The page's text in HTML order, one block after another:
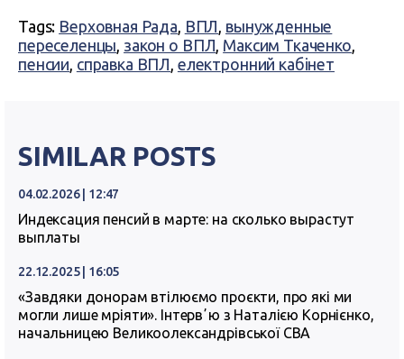
Tags: Верховная Рада, ВПЛ, вынужденные
переселенцы, закон о ВПЛ, Максим Ткаченко,
пенсии, справка ВПЛ, електронний кабінет
SIMILAR POSTS
04.02.2026 | 12:47
Индексация пенсий в марте: на сколько вырастут
выплаты
22.12.2025 | 16:05
«Завдяки донорам втілюємо проєкти, про які ми
могли лише мріяти». Інтервʼю з Наталією Корнієнко,
начальницею Великоолександрівської СВА